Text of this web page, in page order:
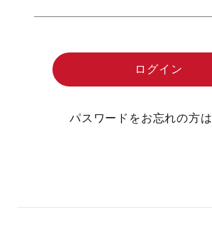
パスワードをお忘れの方は